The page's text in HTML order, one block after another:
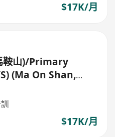
$17K/月
鞍山)/Primary
(Ma On Shan,
$17K/月